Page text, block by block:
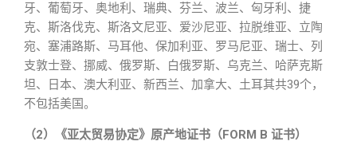
牙、葡萄牙、奥地利、瑞典、芬兰、波兰、匈牙利、捷
克、斯洛伐克、斯洛文尼亚、爱沙尼亚、拉脱维亚、立陶
宛、塞浦路斯、马耳他、保加利亚、罗马尼亚、瑞士、列
支敦士登、挪威、俄罗斯、白俄罗斯、乌克兰、哈萨克斯
坦、日本、澳大利亚、新西兰、加拿大、土耳其共39个，
不包括美国。
（2）《亚太贸易协定》原产地证书（FORM B 证书）